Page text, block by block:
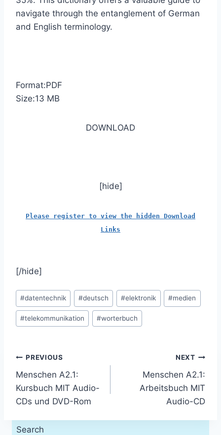
navigate through the entanglement of German
and English terminology.
Format:PDF
Size:13 MB
DOWNLOAD
[hide]
Please register to view the hidden Download
Links
[/hide]
Post
Tags:
#datentechnik #deutsch #elektronik #medien
#telekommunikation #worterbuch
Post
navigation
PREVIOUS
Menschen A2.1:
Kursbuch MIT Audio-
CDs und DVD-Rom
NEXT
Menschen A2.1:
Arbeitsbuch MIT
Audio-CD
Search